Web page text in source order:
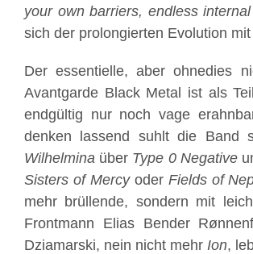
your own barriers, endless
sich der prolongierten Evolution
Der essentielle, aber ohnedies
Avantgarde Black Metal ist als
endgültig nur noch vage
denken lassend suhlt die Band
Wilhelmina über Type 0 Negative
Sisters of Mercyoder Fields of
mehr brüllende, sondern mit
Frontmann Elias Bender
Dziamarski, nein nicht mehr Ion,